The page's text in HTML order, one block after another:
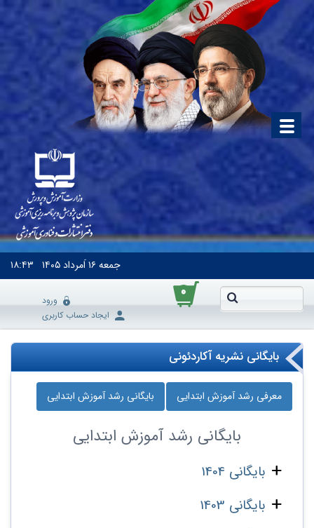
جمعه۱۶ اَمرداد ۱۴۰۵ ۱۸:۴۳
۰
ورود
ایجاد حساب کاربری
بایگانی نشریه آکاردئونی
معرفی رشد آموزش ابتدایی بایگانی رشد آموزش ابتدایی
بایگانی رشد آموزش ابتدایی
بایگانی 1404
بایگانی 1403